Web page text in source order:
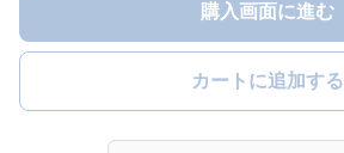
購入画面に進む
カートに追加する